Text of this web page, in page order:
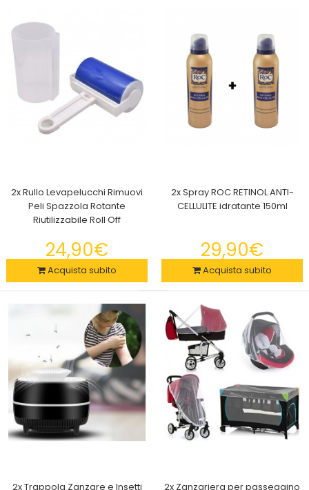
Il nuovo sistema per l'eliminazione di peli è indolore, non avrai
più problemi durante la eliminaz..
2x Aeratore del Rubinetto Girevole,Con Prolunga Resistente
Agli Schizzi,Fornito di 2 Modalità, Per Risparmio Idrico
29,90€
2x pezzi - Aeratore del Rubinetto Girevole,Con Prolunga
2x Rullo Levapelucchi Rimuovi
Peli Spazzola Rotante
Riutilizzabile Roll Off
24,90€
Acquista subito
2x Spray ROC RETINOL ANTI-
CELLULITE idratante 150ml
29,90€
Acquista subito
2x Trappola Zanzare e Insetti 2x Zanzariera per passeggino